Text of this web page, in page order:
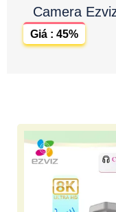
Camera
Giá : 45%